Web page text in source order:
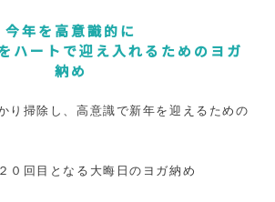
今年を高意識的に
ハートで迎え入れるためのヨガ
納め
り掃除し、高意識で新年を迎えるための
０回目となる大晦日のヨガ納め